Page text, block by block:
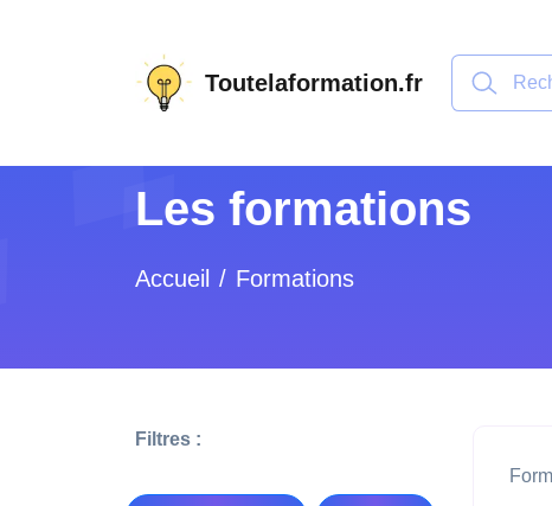
Toutelaformation.fr
Les formations
Accueil Formations
Filtres :